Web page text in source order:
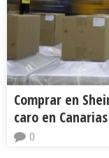
Comprar en
caro en
0